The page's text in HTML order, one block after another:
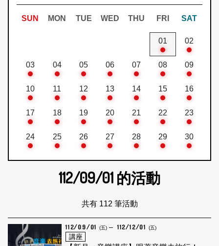
SUN MON TUE WED THU FRI SAT
01 02
03 04 05 06 07 08 09
10 11 12 13 14 15 16
17 18 19 20 21 22 23
24 25 26 27 28 29 30
112/09/01 的活動
共有 112 筆活動
112/09/01 (五) 112/12/01 (五)
講座